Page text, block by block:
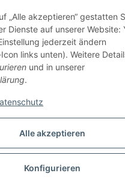
Alle akzeptieren
Konfigurieren
„Alle akzeptieren“ gestatten
Dienste auf unserer Website:
jederzeit ändern
links unten). Weitere
und in unserer
.
Vertrag widerrufen